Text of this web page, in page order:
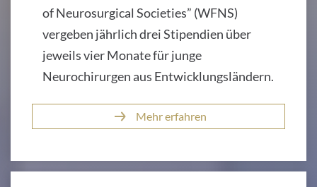
of Neurosurgical Societies” (WFNS)
vergeben jährlich drei Stipendien über
jeweils vier Monate für junge
Neurochirurgen aus Entwicklungsländern.
Mehr erfahren